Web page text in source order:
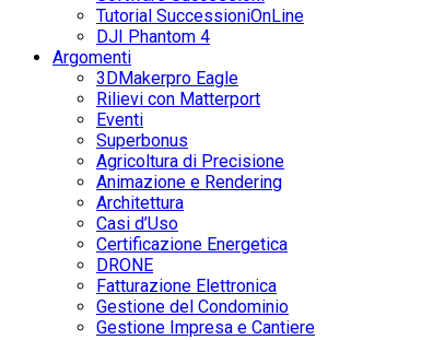
Tutorial SuccessioniOnLine
DJI Phantom 4
Argomenti
3DMakerpro Eagle
Rilievi con Matterport
Eventi
Superbonus
Agricoltura di Precisione
Animazione e Rendering
Architettura
Casi d’Uso
Certificazione Energetica
DRONE
Fatturazione Elettronica
Gestione del Condominio
Gestione Impresa e Cantiere